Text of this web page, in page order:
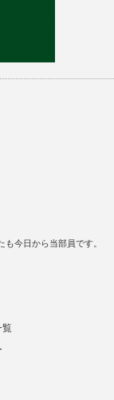
今日から当部員です。
覧